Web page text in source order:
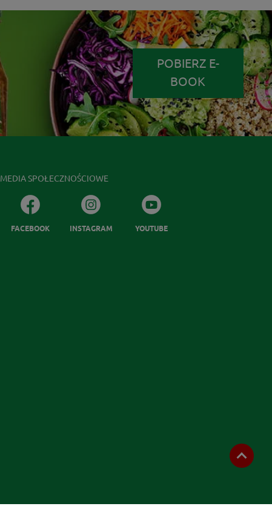
POBIERZ E-
BOOK
MEDIA SPOŁECZNOŚCIOWE
FACEBOOK INSTAGRAM YOUTUBE